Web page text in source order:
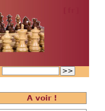
A voir !